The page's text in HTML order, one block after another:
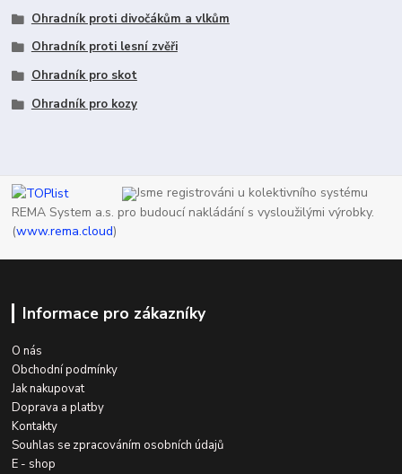
Ohradník proti divočákům a vlkům
Ohradník proti lesní zvěři
Ohradník pro skot
Ohradník pro kozy
Jsme registrováni u kolektivního systému
REMA System a.s. pro budoucí nakládání s vysloužilými výrobky.
(www.rema.cloud)
Informace pro zákazníky
O nás
Obchodní podmínky
Jak nakupovat
Doprava a platby
Kontakty
Souhlas se zpracováním osobních údajů
E - shop